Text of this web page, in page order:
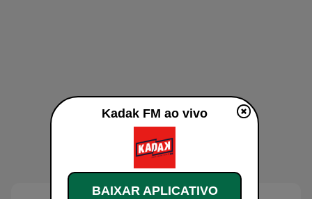
Kadak FM ao vivo
BAIXAR APLICATIVO